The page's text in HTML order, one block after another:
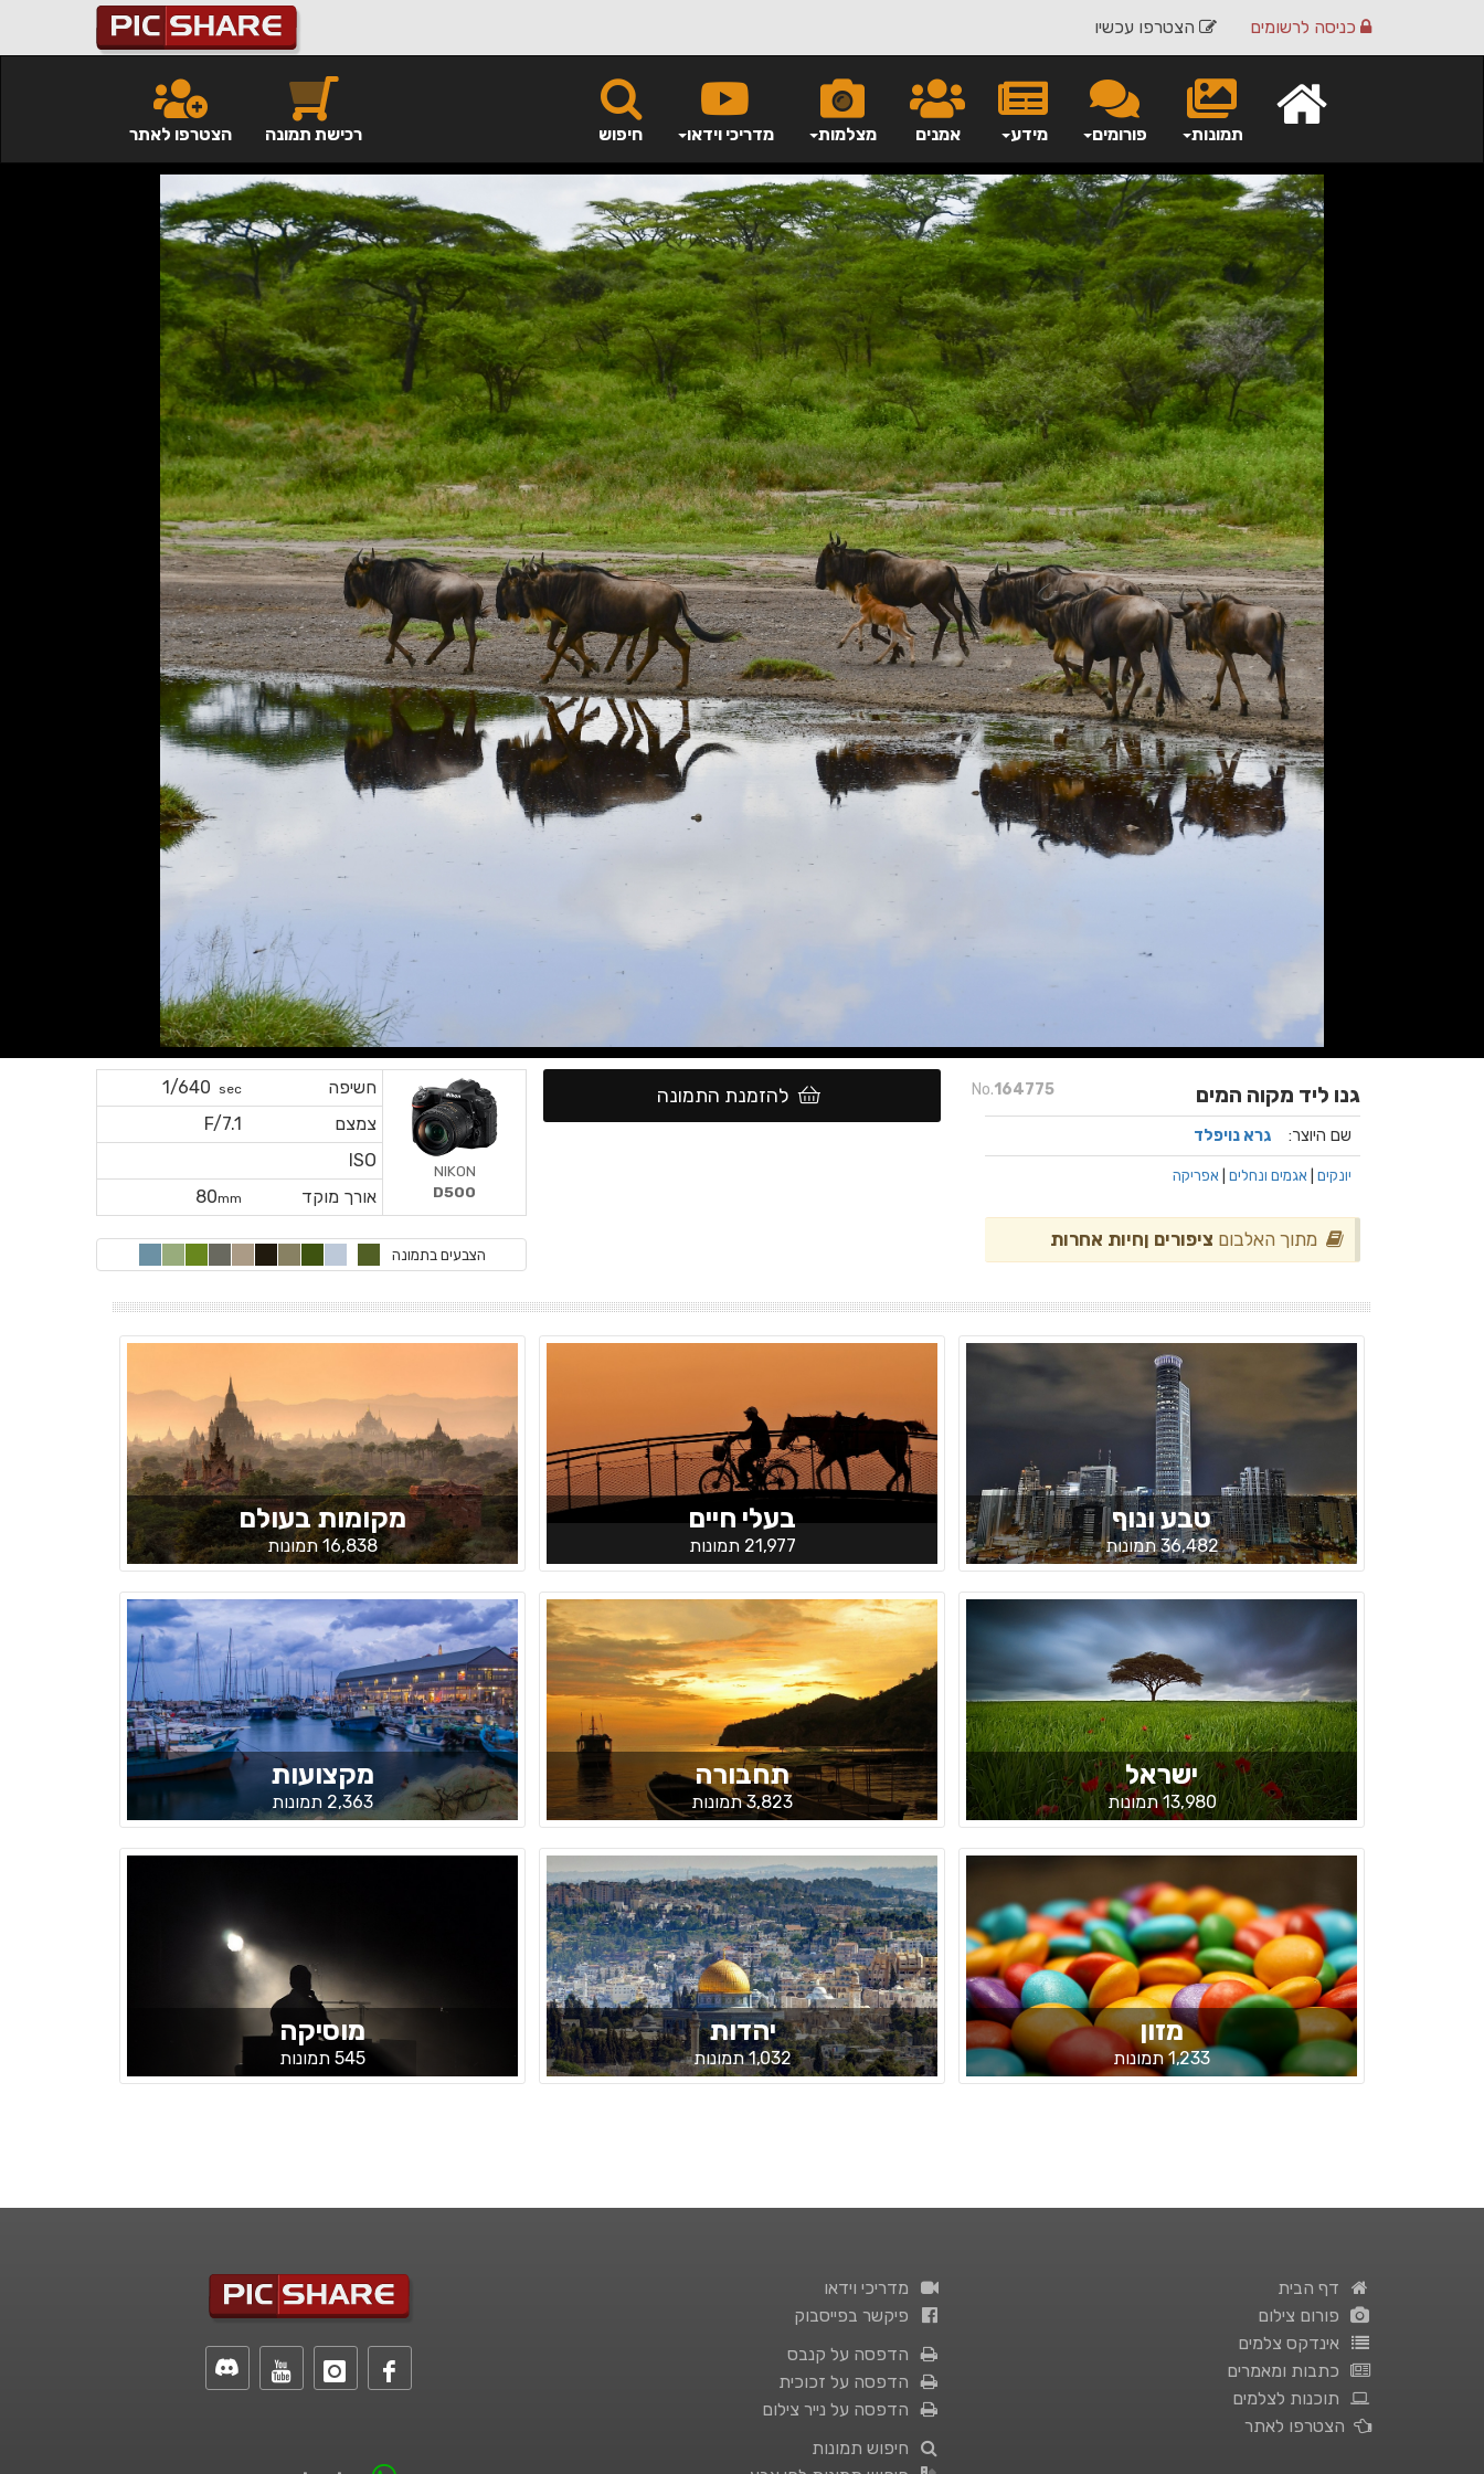
הצטרפו עכשיו כניסה לרשומים
חיפוש מדריכי וידאו מצלמות אמנים מידע פורומים תמונות הצטרפו לאתר רכישת תמונה
No.164775 גנו ליד מקוה המים
שם היוצר: גרא נויפלד
יונקים אגמים ונחלים אפריקה
מתוך האלבום ציפורים ןחיות אחרות
חשיפה sec
1/640
צמצם
F/7.1
ISO
אורך מוקד
80mm
NIKON
D500
הצבעים בתמונה
להזמנת התמונה
טבע ונוף
36,482 תמונות
בעלי חיים
21,977 תמונות
מקומות בעולם
16,838 תמונות
ישראל
13,980 תמונות
תחבורה
3,823 תמונות
מקצועות
2,363 תמונות
מזון
1,233 תמונות
יהדות
1,032 תמונות
מוסיקה
545 תמונות
מדריכי וידאו
פיקשר בפייסבוק
הדפסה על קנבס
הדפסה על זכוכית
הדפסה על נייר צילום
חיפוש תמונות
דף הבית
פורום צילום
אינדקס צלמים
כתבות ומאמרים
תוכנות לצלמים
הצטרפו לאתר